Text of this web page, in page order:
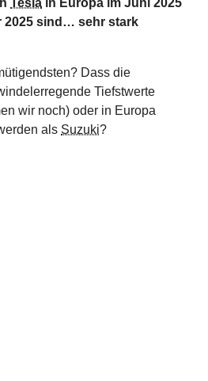
2025 sind… sehr stark
Dass die
Tiefstwerte
wir noch) oder in Europa
als Suzuki?